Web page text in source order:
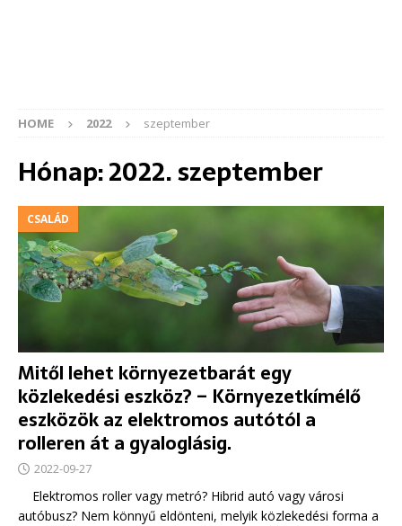
HOME 2022 szeptember
Hónap:2022. szeptember
CSALÁD
Mitől lehet környezetbarát egy
közlekedési eszköz? – Környezetkímélő
eszközök az elektromos autótól a
rolleren át a gyaloglásig.
2022-09-27
Elektromos roller vagy metró? Hibrid autó vagy városi
autóbusz? Nem könnyű eldönteni, melyik közlekedési forma a